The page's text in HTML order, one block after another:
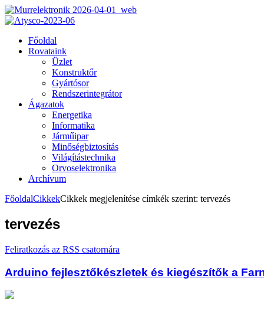
Főoldal
Rovataink
Üzlet
Konstruktőr
Gyártósor
Rendszerintegrátor
Ágazatok
Energetika
Informatika
Járműipar
Minőségbiztosítás
Világítástechnika
Orvoselektronika
Archívum
FőoldalCikkekCikkek megjelenítése címkék szerint: tervezés
tervezés
Feliratkozás az RSS csatornára
Arduino fejlesztőkészletek és kiegészítők a